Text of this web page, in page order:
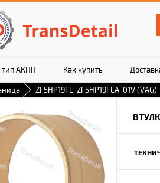
тип АКПП Как купить
ZF5HP19FL, ZF5HP19FLA, 01V (VAG)